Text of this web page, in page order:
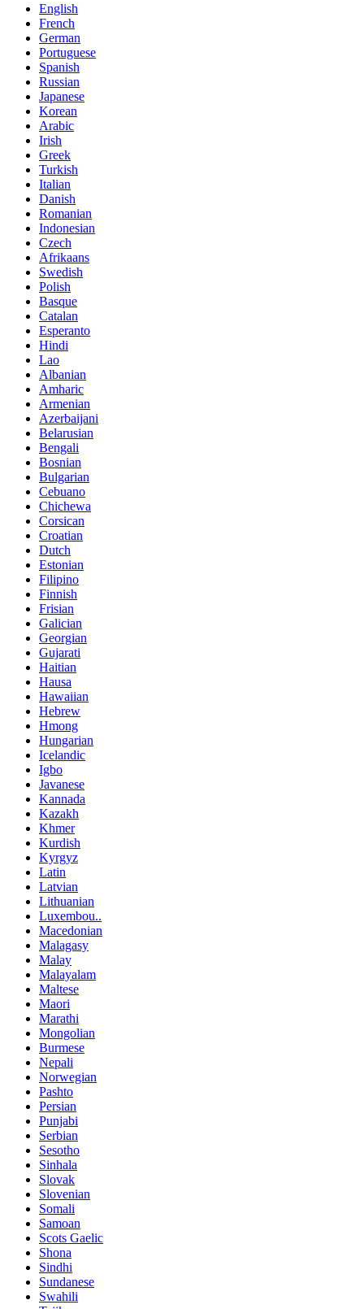
English
French
German
Portuguese
Spanish
Russian
Japanese
Korean
Arabic
Irish
Greek
Turkish
Italian
Danish
Romanian
Indonesian
Czech
Afrikaans
Swedish
Polish
Basque
Catalan
Esperanto
Hindi
Lao
Albanian
Amharic
Armenian
Azerbaijani
Belarusian
Bengali
Bosnian
Bulgarian
Cebuano
Chichewa
Corsican
Croatian
Dutch
Estonian
Filipino
Finnish
Frisian
Galician
Georgian
Gujarati
Haitian
Hausa
Hawaiian
Hebrew
Hmong
Hungarian
Icelandic
Igbo
Javanese
Kannada
Kazakh
Khmer
Kurdish
Kyrgyz
Latin
Latvian
Lithuanian
Luxembou..
Macedonian
Malagasy
Malay
Malayalam
Maltese
Maori
Marathi
Mongolian
Burmese
Nepali
Norwegian
Pashto
Persian
Punjabi
Serbian
Sesotho
Sinhala
Slovak
Slovenian
Somali
Samoan
Scots Gaelic
Shona
Sindhi
Sundanese
Swahili